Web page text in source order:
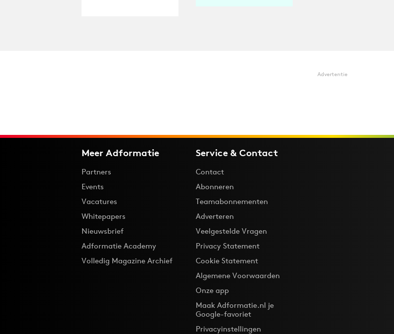
Advertentie
Meer Adformatie
Partners
Events
Vacatures
Whitepapers
Nieuwsbrief
Adformatie Academy
Volledig Magazine Archief
Service & Contact
Contact
Abonneren
Teamabonnementen
Adverteren
Veelgestelde Vragen
Privacy Statement
Cookie Statement
Algemene Voorwaarden
Onze app
Maak Adformatie.nl je
Google-favoriet
Privacyinstellingen